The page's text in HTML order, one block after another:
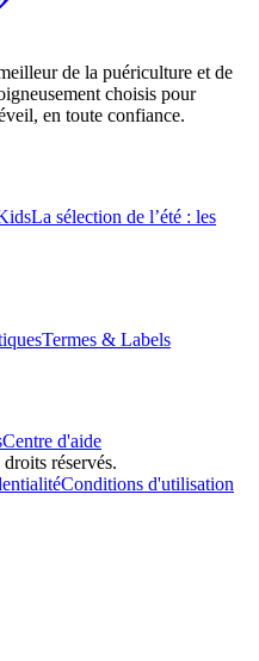
de la puériculture et de
choisis pour
en toute confiance.
La sélection de l’été : les
Termes & Labels
Centre d'aide
réservés.
Conditions d'utilisation